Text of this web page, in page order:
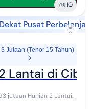
10
Dekat Pusat
3 Jutaan (Tenor 15 Tahun)
Lantai di
2 Lantai
- 10 menit ke